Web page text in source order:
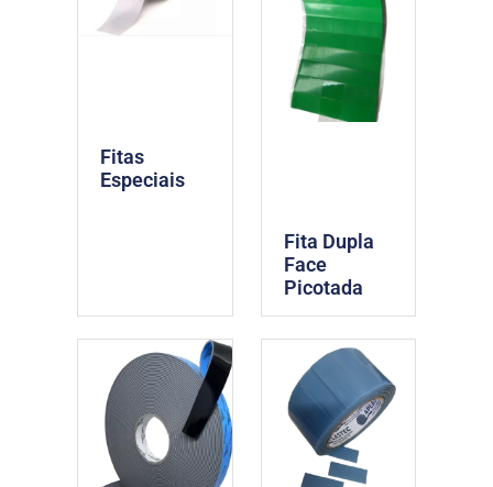
Fitas
Especiais
Fita Dupla
Face
Picotada